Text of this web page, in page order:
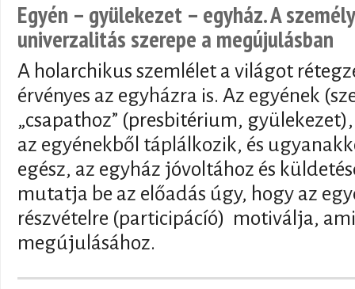
Egyén – gyülekezet – egyház. A
univerzalitás szerepe a megújulásban
A holarchikus szemlélet a világot
érvényes az egyházra is. Az egyének
„csapathoz” (presbitérium,
az egyénekből táplálkozik, és
egész, az egyház jóvoltához és
mutatja be az előadás úgy, hogy az
részvételre (participácíó) motiválja,
megújulásához.